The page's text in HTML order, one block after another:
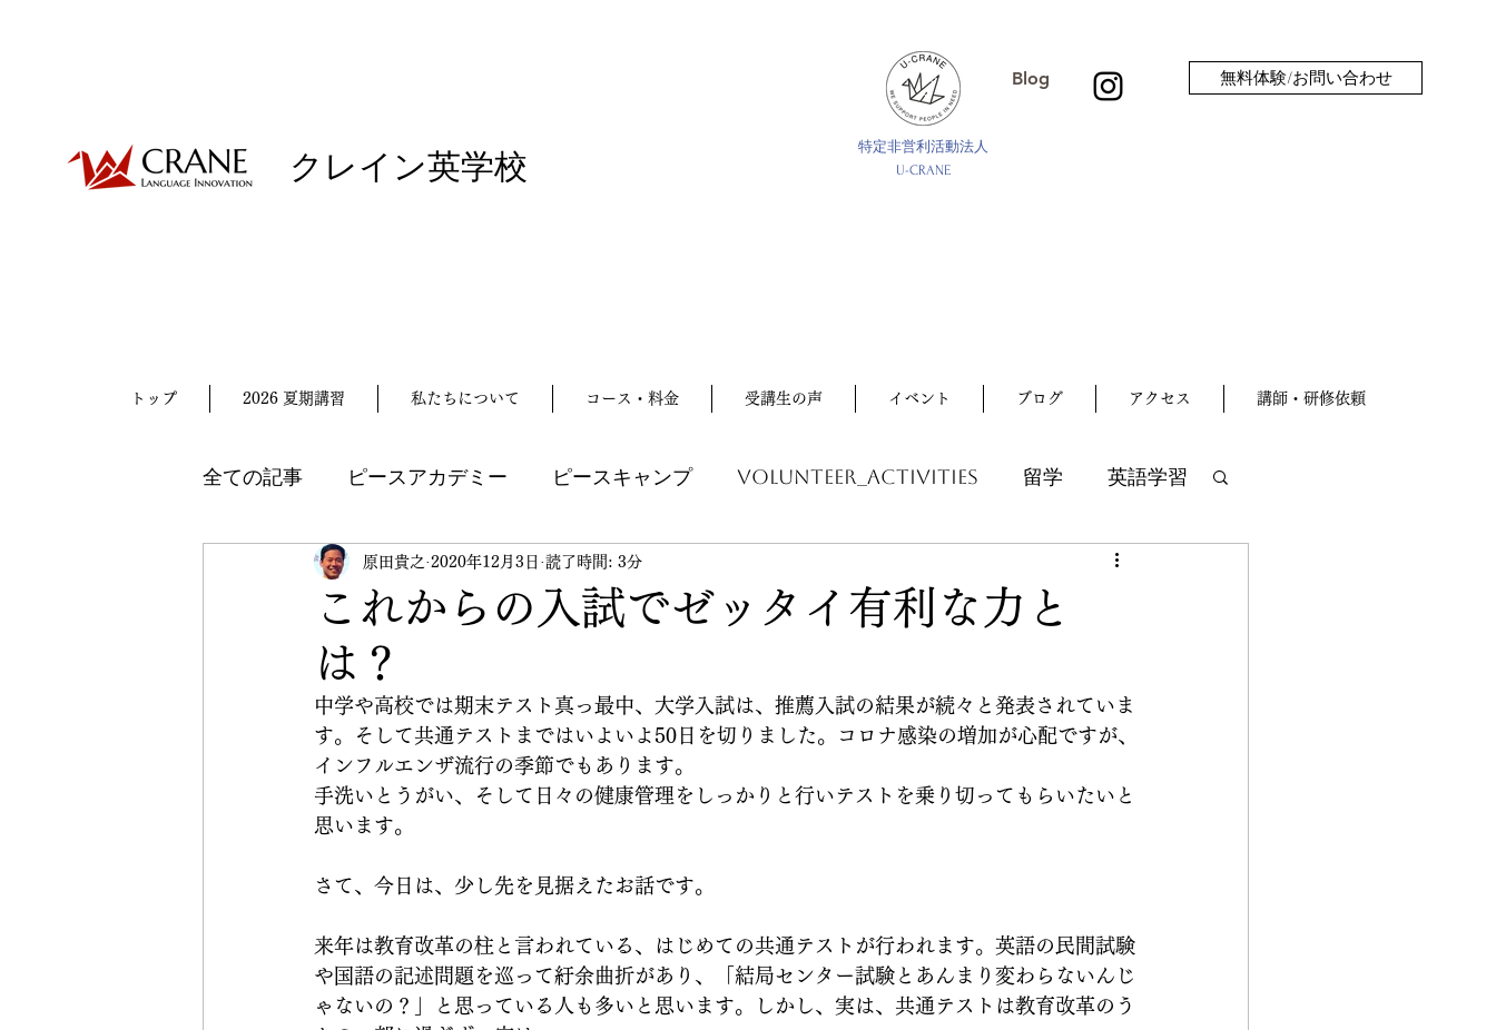
クレイン英学校
Blog
特定非営利活動法人
U-CRANE
無料体験/お問い合わせ
トップ 2026 夏期講習 私たちについて コース・料金 受講生の声 イベント ブログ アクセス 講師・研修依頼
全ての記事 ピースアカデミー ピースキャンプ volunteer_activities 留学 英語学習
受験英語 英検 イベント 講習会
CRANE Peace Initiative
これからの入試でゼッタイ有利な力と
は？
原田貴之 2020年12月3日 読了時間: 3分
中学や高校では期末テスト真っ最中、大学入試は、推薦入試の結果が続々と発表されていま
す。そして共通テストまではいよいよ50日を切りました。コロナ感染の増加が心配ですが、
インフルエンザ流行の季節でもあります。
手洗いとうがい、そして日々の健康管理をしっかりと行いテストを乗り切ってもらいたいと
思います。
さて、今日は、少し先を見据えたお話です。
来年は教育改革の柱と言われている、はじめての共通テストが行われます。英語の民間試験
や国語の記述問題を巡って紆余曲折があり、「結局センター試験とあんまり変わらないんじ
ゃないの？」と思っている人も多いと思います。しかし、実は、共通テストは教育改革のう